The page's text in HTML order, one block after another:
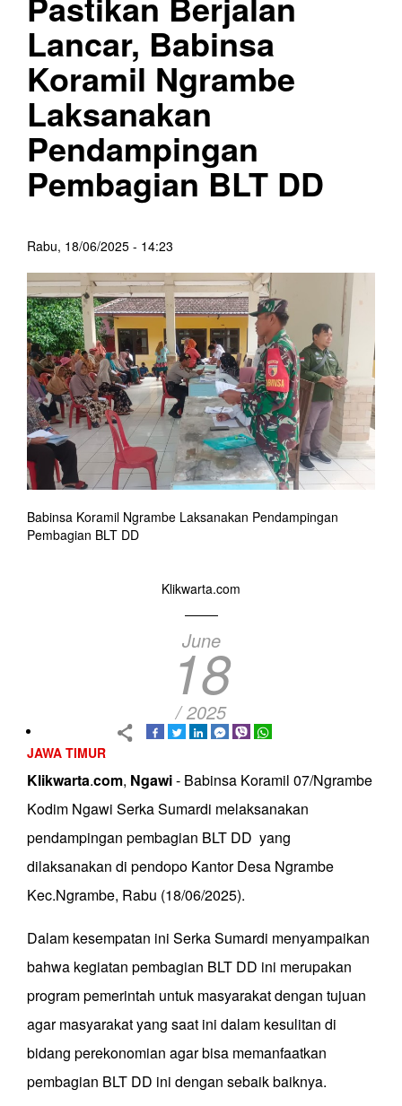
Lancar, Babinsa
Koramil Ngrambe
Laksanakan
Pendampingan
Pembagian BLT DD
Rabu, 18/06/2025 - 14:23
Babinsa Koramil Ngrambe Laksanakan Pendampingan
Pembagian BLT DD
Klikwarta.com
June
18
/ 2025
JAWA TIMUR
Klikwarta.com, Ngawi- Babinsa Koramil 07/Ngrambe
Kodim Ngawi Serka Sumardi melaksanakan
pendampingan pembagian BLT DD yang
dilaksanakan di pendopo Kantor Desa Ngrambe
Kec.Ngrambe, Rabu (18/06/2025).
Dalam kesempatan ini Serka Sumardi menyampaikan
bahwa kegiatan pembagian BLT DD ini merupakan
program pemerintah untuk masyarakat dengan tujuan
agar masyarakat yang saat ini dalam kesulitan di
bidang perekonomian agar bisa memanfaatkan
pembagian BLT DD ini dengan sebaik baiknya.